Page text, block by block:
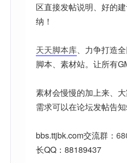
区直接发帖说明、好的
纳！
天天脚本库、力争打造
脚本、素材站。让所有
素材会慢慢的加上来、
需求可以在论坛发帖告
bbs.ttjbk.com交流群：
长QQ：88189437